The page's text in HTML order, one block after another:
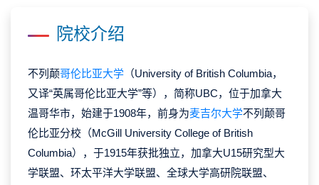
院校介绍
不列颠哥伦比亚大学 （University of British Columbia，
又译“英属哥伦比亚大学”等），简称UBC，位于加拿大
温哥华市，始建于1908年，前身为麦吉尔大学不列颠哥
伦比亚分校（McGill University College of British
Columbia），于1915年获批独立，加拿大U15研究型大
学联盟、环太平洋大学联盟、全球大学高研院联盟、